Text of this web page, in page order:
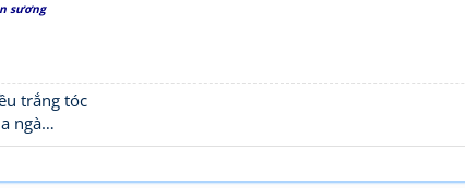
sương
trắng tóc
ngà…